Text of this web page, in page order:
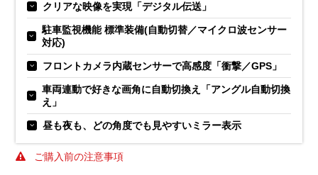
クリアな映像を実現「デジタル伝送」
駐車監視機能 標準装備(自動切替／マイクロ波センサー
対応)
フロントカメラ内蔵センサーで高感度「衝撃／GPS」
車両連動で好きな画角に自動切換え「アングル自動切換
え」
昼も夜も、どの角度でも見やすいミラー表示
ご購入前の注意事項